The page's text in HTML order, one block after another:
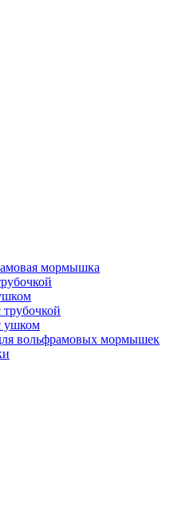
мормышка
ушком
вольфрамовых мормышек